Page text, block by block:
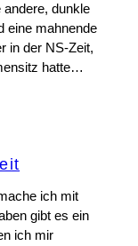
dunkle
eine mahnende
in der NS-Zeit,
hatte…
ich mit
gibt es ein
ich mir